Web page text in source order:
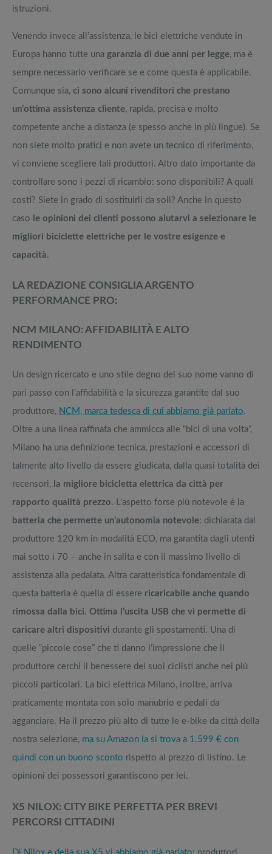
istruzioni.
Venendo invece all’assistenza, le bici elettriche vendute in
Europa hanno tutte una garanzia di due anni per legge, ma è
sempre necessario verificare se e come questa è applicabile.
Comunque sia, ci sono alcuni rivenditori che prestano
un’ottima assistenza cliente, rapida, precisa e molto
competente anche a distanza (e spesso anche in più lingue). Se
non siete molto pratici e non avete un tecnico di riferimento,
vi conviene scegliere tali produttori. Altro dato importante da
controllare sono i pezzi di ricambio: sono disponibili? A quali
costi? Siete in grado di sostituirli da soli? Anche in questo
caso le opinioni dei clienti possono aiutarvi a selezionare le
migliori biciclette elettriche per le vostre esigenze e
capacità.
LA REDAZIONE CONSIGLIA ARGENTO
PERFORMANCE PRO:
NCM MILANO: AFFIDABILITÀ E ALTO
RENDIMENTO
Un design ricercato e uno stile degno del suo nome vanno di
pari passo con l’affidabilità e la sicurezza garantite dal suo
produttore, NCM, marca tedesca di cui abbiamo già parlato.
Oltre a una linea raffinata che ammicca alle “bici di una volta”,
Milano ha una definizione tecnica, prestazioni e accessori di
talmente alto livello da essere giudicata, dalla quasi totalità dei
recensori, la migliore bicicletta elettrica da città per
rapporto qualità prezzo. L’aspetto forse più notevole è la
batteria che permette un’autonomia notevole: dichiarata dal
produttore 120 km in modalità ECO, ma garantita dagli utenti
mai sotto i 70 – anche in salita e con il massimo livello di
assistenza alla pedalata. Altra caratteristica fondamentale di
questa batteria è quella di essere ricaricabile anche quando
rimossa dalla bici. Ottima
l’uscita USB che vi permette di
caricare altri dispositivi durante gli spostamenti. Una di
quelle “piccole cose” che ti danno l’impressione che il
produttore cerchi il benessere dei suoi ciclisti anche nei più
piccoli particolari. La bici elettrica Milano, inoltre, arriva
praticamente montata con solo manubrio e pedali da
agganciare. Ha il prezzo più alto di tutte le e-bike da città della
nostra selezione, ma su Amazon la si trova a 1.599 € con
quindi con un buono sconto rispetto al prezzo di listino. Le
opinioni dei possessori garantiscono per lei.
X5 NILOX: CITY BIKE PERFETTA PER BREVI
PERCORSI CITTADINI